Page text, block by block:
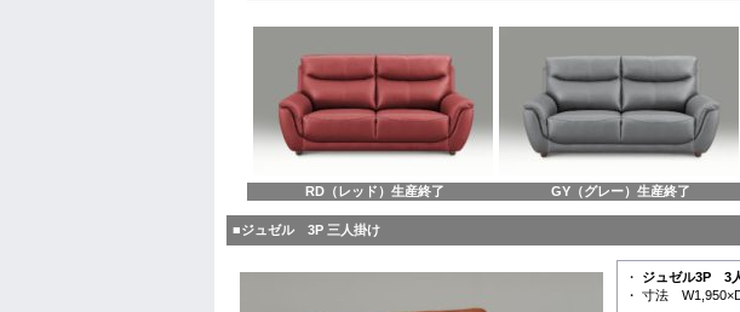
RD（レッド）生産終了 GY（グレー）生産終了
■ジュゼル 3P 三人掛け
・
ジュゼル3P 3
・ 寸法